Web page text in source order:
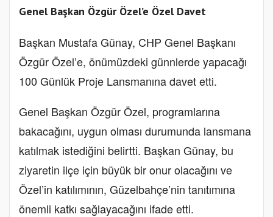
Genel Başkan Özgür Özel’e Özel Davet
Başkan Mustafa Günay, CHP Genel Başkanı
Özgür Özel’e, önümüzdeki günnlerde yapacağı
100 Günlük Proje Lansmanına davet etti.
Genel Başkan Özgür Özel, programlarına
bakacağını, uygun olması durumunda lansmana
katılmak istediğini belirtti. Başkan Günay, bu
ziyaretin ilçe için büyük bir onur olacağını ve
Özel’in katılımının, Güzelbahçe’nin tanıtımına
önemli katkı sağlayacağını ifade etti.